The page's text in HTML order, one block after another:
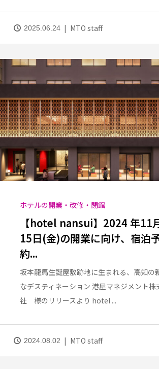
2025.06.24 MTO staff
ホテルの開業・改修・閉館
【hotel nansui】2024 年11
15日(金)の開業に向け、宿泊
約...
坂本龍馬生誕屋敷跡地に生まれる、高知の
なデスティネーション 港屋マネジメント株
社 様のリリースより hotel ...
2024.08.02 MTO staff